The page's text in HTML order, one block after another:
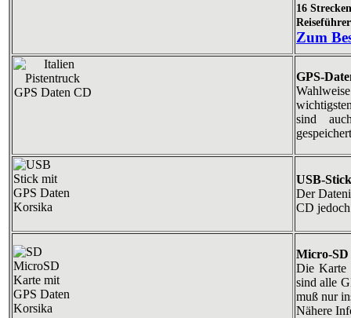
16
Zum
GPS-
sind
USB-
Der
CD
Micro-SD
Die Karte
sind alle
muß nur
Nähere